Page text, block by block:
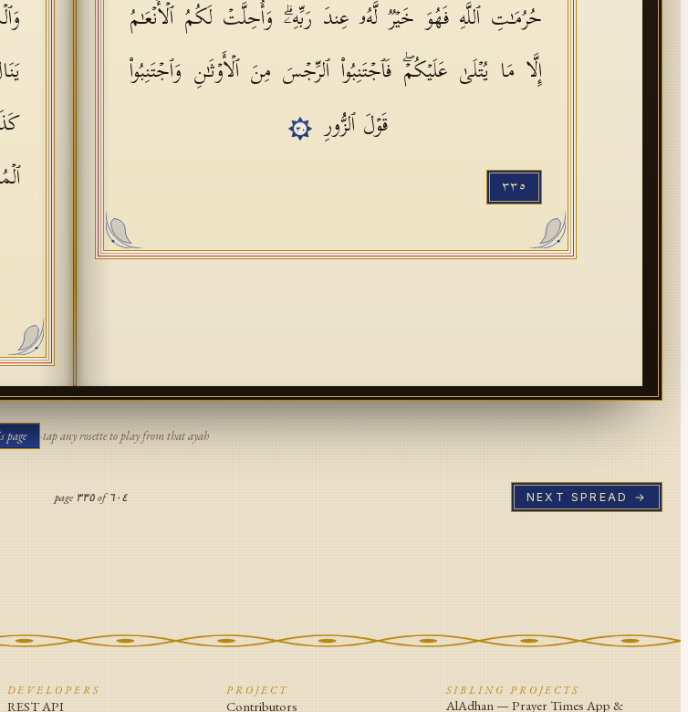
حُرُمَـٰتِ ٱللَّهِ فَهُوَ خَیۡرࣱ لَّهُۥ عِندَ رَبِّهِۦۗ وَأُحِلَّتۡ لَكُمُ ٱلۡأَنۡعَـٰمُ
إِلَّا مَا یُتۡلَىٰ عَلَیۡكُمۡۖ فَٱجۡتَنِبُوا۟ ٱلرِّجۡسَ مِنَ ٱلۡأَوۡثَـٰنِ وَٱجۡتَنِبُوا۟
قَوۡلَ ٱلزُّورِ
٣٠
٣٣٥
page ·tap any rosette to play from that ayah
page ٣٣٥of٦٠٤ NEXT SPREAD →
DEVELOPERS
REST API
PROJECT
Contributors
SIBLING PROJECTS
AlAdhan — Prayer Times App &